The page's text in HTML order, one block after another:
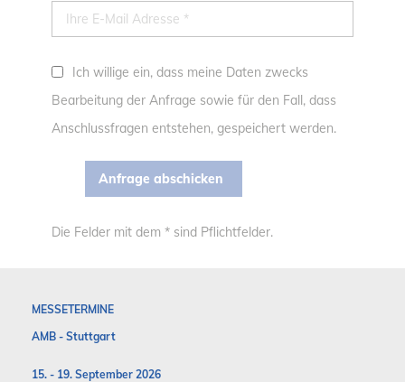
Ich willige ein, dass meine Daten zwecks
Bearbeitung der Anfrage sowie für den Fall, dass
Anschlussfragen entstehen, gespeichert werden.
Die Felder mit dem * sind Pflichtfelder.
MESSETERMINE
AMB - Stuttgart
15. - 19. September 2026